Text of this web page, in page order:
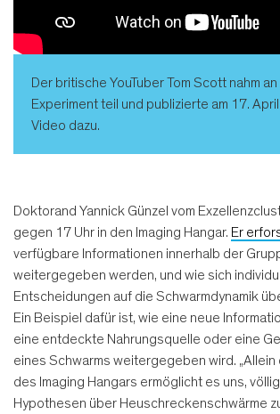
Der britische YouTuber Tom Scott nahm an
Experiment teil und publizierte am 17.
Video dazu.
Doktorand Yannick Günzel vom
gegen 17 Uhr in den Imaging Hangar. Er
verfügbare Informationen innerhalb der
weitergegeben werden, und wie sich
Entscheidungen auf die Schwarmdynamik
Ein Beispiel dafür ist, wie eine neue
eine entdeckte Nahrungsquelle oder eine
eines Schwarms weitergegeben wird.
des Imaging Hangars ermöglicht es uns,
Hypothesen über Heuschreckenschwärme